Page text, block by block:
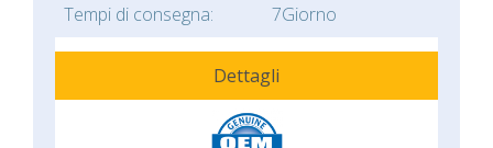
Tempi di consegna:
7Giorno
Dettagli